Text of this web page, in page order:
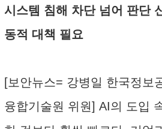
시스템 침해 차단 넘어 판단
동적 대책 필요
[보안뉴스= 강병일 한국정보
융합기술원 위원] AI의 도입